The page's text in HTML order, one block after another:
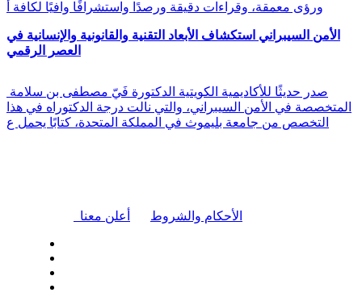
ورؤى معمقة، وقراءات دقيقة ورصدًا واستشرافًا وافيًا لكافة أ
الأمن السيبراني استكشاف الأبعاد التقنية والقانونية والإنسانية في
العصر الرقمي
المتخصصة في الأمن السيبراني، والتي نالت درجة الدكتوراه في هذا
التخصص من جامعة بليموث في المملكة المتحدة، كتابًا يحمل ع
أعلن معنا الأحكام والشروط